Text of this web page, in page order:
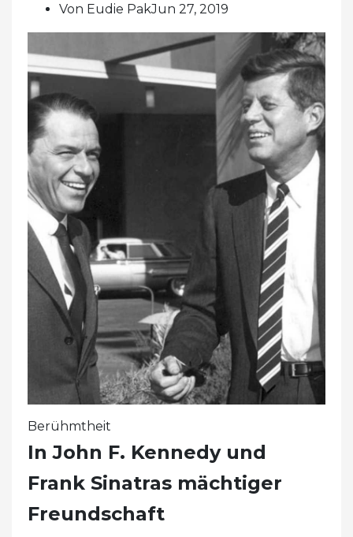
Von Eudie PakJun 27, 2019
Berühmtheit
In John F. Kennedy und
Frank Sinatras mächtiger
Freundschaft